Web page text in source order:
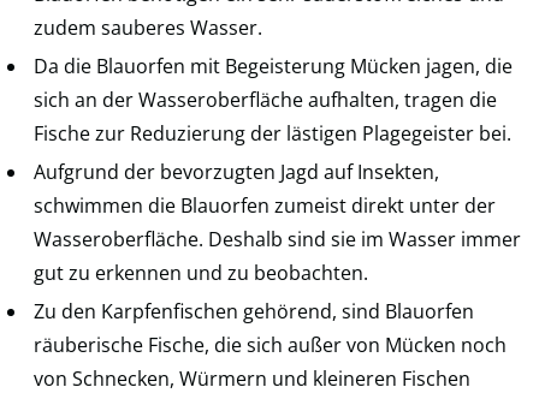
zudem sauberes Wasser.
Da die Blauorfen mit Begeisterung Mücken jagen, die
sich an der Wasseroberfläche aufhalten, tragen die
Fische zur Reduzierung der lästigen Plagegeister bei.
Aufgrund der bevorzugten Jagd auf Insekten,
schwimmen die Blauorfen zumeist direkt unter der
Wasseroberfläche. Deshalb sind sie im Wasser immer
gut zu erkennen und zu beobachten.
Zu den Karpfenfischen gehörend, sind Blauorfen
räuberische Fische, die sich außer von Mücken noch
von Schnecken, Würmern und kleineren Fischen